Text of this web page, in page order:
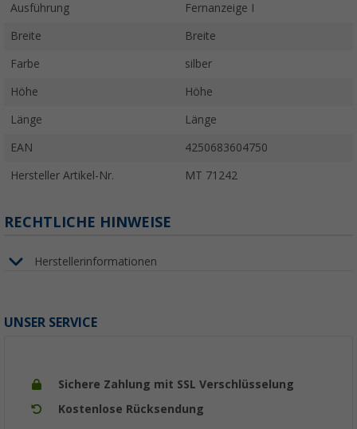
Ausführung Fernanzeige I
Breite Breite
Farbe silber
Höhe Höhe
Länge Länge
EAN 4250683604750
Hersteller Artikel-Nr. MT 71242
RECHTLICHE HINWEISE
Herstellerinformationen
UNSER SERVICE
Sichere Zahlung mit SSL Verschlüsselung
Kostenlose Rücksendung